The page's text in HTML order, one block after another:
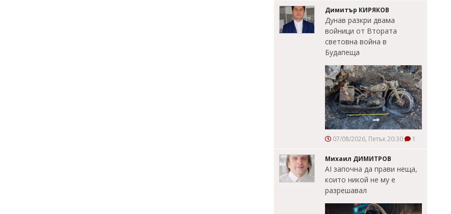
Димитър КИРЯКОВ
Дунав разкри двама
войници от Втората
световна война в
Будапеща
07/08/2026, Петък 20:30 1
Михаил ДИМИТРОВ
AI започна да прави неща,
които никой не му е
разрешавал